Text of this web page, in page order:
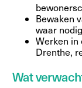
Bewaken
waar
Werken in
Drenthe,
Wat